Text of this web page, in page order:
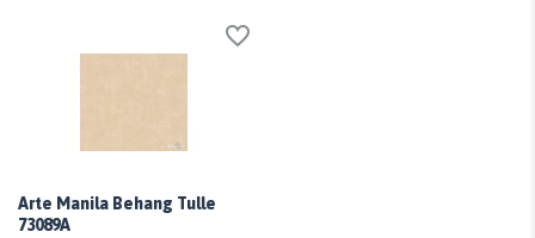
Arte Manila Behang Tulle
73089A